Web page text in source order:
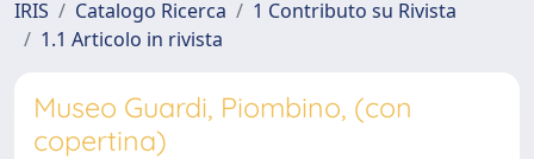
IRIS Catalogo Ricerca
1 Contributo su Rivista
1.1 Articolo in rivista
Museo Guardi, Piombino, (con
copertina)